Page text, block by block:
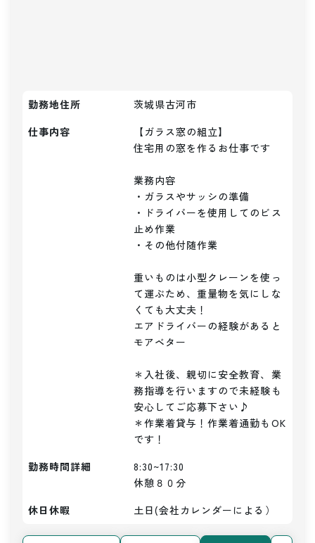
勤務地住所
茨城県古河市
仕事内容
【ガラス窓の組立】
住宅用の窓を作るお仕事です
業務内容
・ガラスやサッシの準備
・ドライバーを使用してのビス
止め作業
・その他付随作業
重いものは小型クレーンを使っ
て運ぶため、重量物を気にしな
くても大丈夫！
エアドライバーの経験があると
モアベター
＊入社後、親切に安全教育、業
務指導を行いますので未経験も
安心してご応募下さい♪
＊作業着貸与！作業着通勤もOK
です！
勤務時間詳細
8:30~17:30
休憩８０分
休日休暇
土日(会社カレンダーによる）